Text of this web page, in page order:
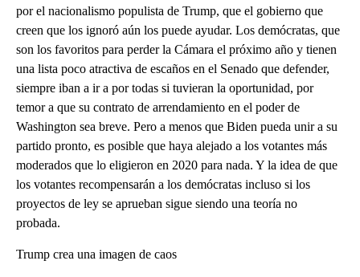
por el nacionalismo populista de Trump, que el gobierno que
creen que los ignoró aún los puede ayudar. Los demócratas, que
son los favoritos para perder la Cámara el próximo año y tienen
una lista poco atractiva de escaños en el Senado que defender,
siempre iban a ir a por todas si tuvieran la oportunidad, por
temor a que su contrato de arrendamiento en el poder de
Washington sea breve. Pero a menos que Biden pueda unir a su
partido pronto, es posible que haya alejado a los votantes más
moderados que lo eligieron en 2020 para nada. Y la idea de que
los votantes recompensarán a los demócratas incluso si los
proyectos de ley se aprueban sigue siendo una teoría no
probada.
Trump crea una imagen de caos